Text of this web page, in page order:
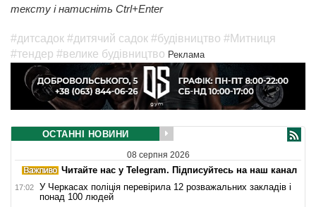
тексту і натисніть Ctrl+Enter
#дитсадок #дитячий садок #будівництво #Митниця
#тендер #велике будівництво Реклама
ОСТАННІ НОВИНИ
08 серпня 2026
Читайте нас у Telegram. Підписуйтесь на наш канал
17:02
У Черкасах поліція перевірила 12 розважальних закладів і
понад 100 людей